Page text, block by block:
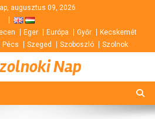
augusztus 09, 2026
Eger Európa Győr
Kecskemét
Pécs Szeged Szoboszló Szolnok
Nap